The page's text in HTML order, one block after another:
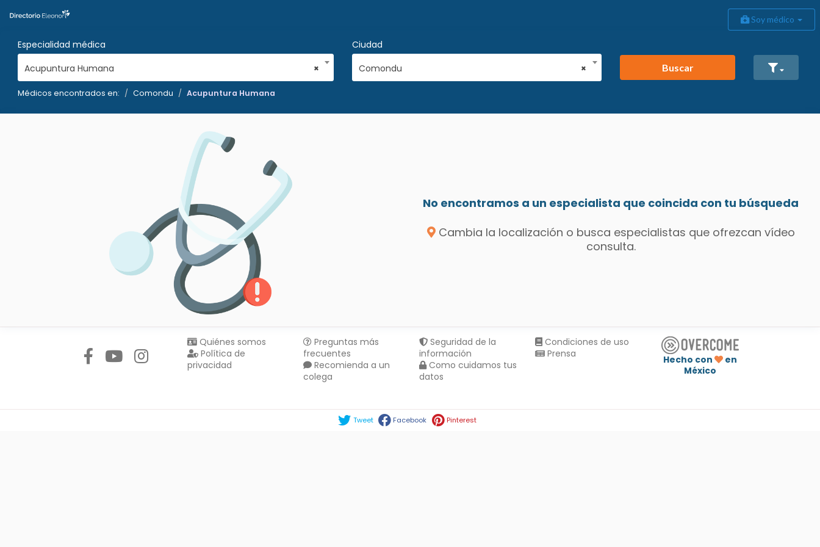
Soy médico
Especialidad médica
×
Acupuntura Humana
Ciudad
×
Comondu Buscar
Médicos encontrados en: Comondu Acupuntura Humana
No encontramos a un especialista que coincida con tu búsqueda
Cambia la localización o busca especialistas que ofrezcan vídeo
consulta.
Quiénes somos
Política de
privacidad
Preguntas más
frecuentes
Recomienda a un
colega
Seguridad de la
información
Como cuidamos tus
datos
Condiciones de uso
Prensa
Hecho con
en
México
Tweet Facebook Pinterest